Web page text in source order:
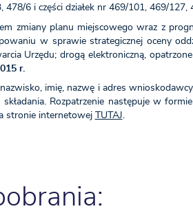
478/6 i części działek nr 469/101, 469/
zmiany planu miejscowego wraz z
w sprawie strategicznej oceny
Urzędu; drogą elektroniczną,
r.
imię, nazwę i adres
Rozpatrzenie następuje w
stronie internetowej
TUTAJ.